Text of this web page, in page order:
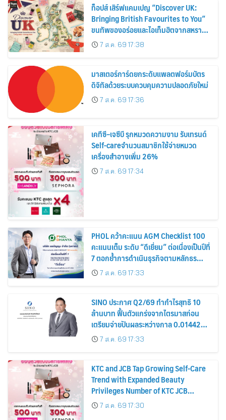
ท็อปส์ เสิร์ฟแคมเปญ “Discover UK:
Bringing British Favourites to You”
ขนทัพของอร่อยและไอเท็มฮิตจากสหราช
อาณาจักร ส่งตรงถึงมือตั้งแต่วันนี้ – 18
สิงหาคมนี้
7 ส.ค. 69 17:38
มาสเตอร์การ์ดยกระดับแพลตฟอร์มบัตร
ดิจิทัลด้วยระบบควบคุมความปลอดภัยใหม่
7 ส.ค. 69 17:36
เคทีซี–เจซีบี รุกหมวดความงาม รับเทรนด์
Self-careจำนวนสมาชิกใช้จ่ายหมวด
เครื่องสำอางเพิ่ม 26%
7 ส.ค. 69 17:34
PHOL คว้าคะแนน AGM Checklist 100
คะแนนเต็ม ระดับ “ดีเยี่ยม” ต่อเนื่องเป็นปีที่
7 ตอกย้ำการดำเนินธุรกิจตามหลักธร
รมาภิบาล โปร่งใส สร้างความเชื่อมั่นผู้ถือ
หุ้น
7 ส.ค. 69 17:33
SINO ประกาศ Q2/69 ทำกำไรสุทธิ 10
ล้านบาท ฟื้นตัวแกร่งจากไตรมาสก่อน
เตรียมจ่ายปันผลระหว่างกาล 0.014423
บาทต่อหุ้น ครึ่งปีหลังมุ่งเติบโตต่อเนื่อง
7 ส.ค. 69 17:33
KTC and JCB Tap Growing Self-Care
Trend with Expanded Beauty
Privileges Number of KTC JCB
Cardmembers Spending on
Cosmetics Rises 26%
7 ส.ค. 69 17:30